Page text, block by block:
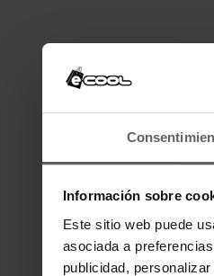
Información sobre
Este sitio web puede
asociada a
publicidad,